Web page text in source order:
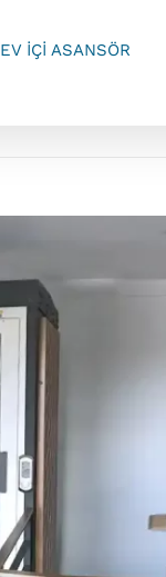
EV İÇİ ASANSÖR